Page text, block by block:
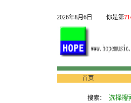
2026年8月6日 你是第
首页
搜索：